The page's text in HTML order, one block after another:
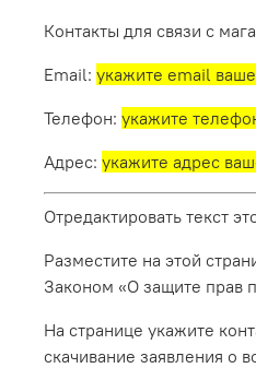
Контакты для связи с
Email: укажите email
Телефон: укажите
Адрес: укажите адрес
Отредактировать текст
Разместите на этой
Законом «О защите прав
На странице укажите
скачивание заявления о